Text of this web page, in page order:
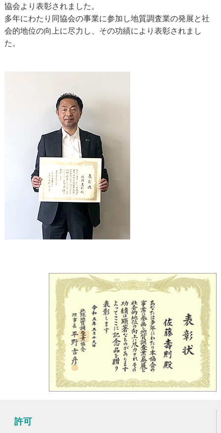
協会より表彰されました。
多年にわたり同協会の事業に参加し地質調査業の発展と社
会的地位の向上に尽力し、その功績により表彰されまし
た。
許可